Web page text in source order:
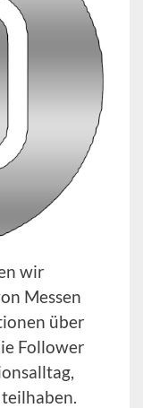
wir
Messen
über
Follower